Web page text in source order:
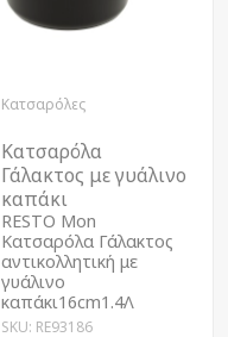
Κατσαρόλες
Kατσαρόλα
Γάλακτος με γυάλινο
καπάκι
RESTO Mon
Kατσαρόλα Γάλακτος
αντικολλητική με
γυάλινο
καπάκι16cm1.4Λ
SKU: RE93186